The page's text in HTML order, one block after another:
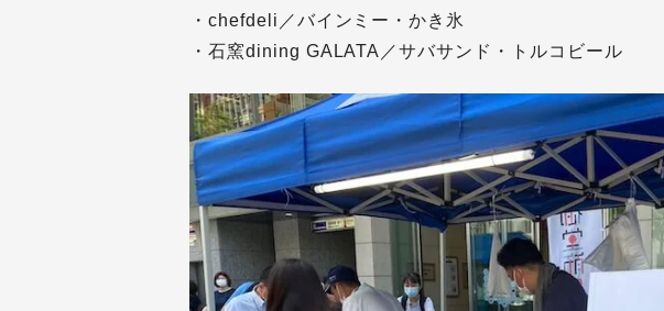
・chefdeli／バインミー・かき氷
・石窯dining GALATA／サバサンド・トルコビール